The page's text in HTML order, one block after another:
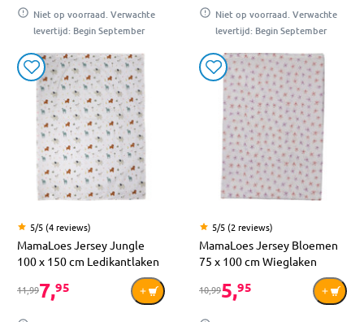
Niet op voorraad. Verwachte
levertijd: Begin September
Niet op voorraad. Verwachte
levertijd: Begin September
5/5 (4 reviews)
MamaLoes Jersey Jungle
100 x 150 cm Ledikantlaken
11,997,95
5/5 (2 reviews)
MamaLoes Jersey Bloemen
75 x 100 cm Wieglaken
10,995,95